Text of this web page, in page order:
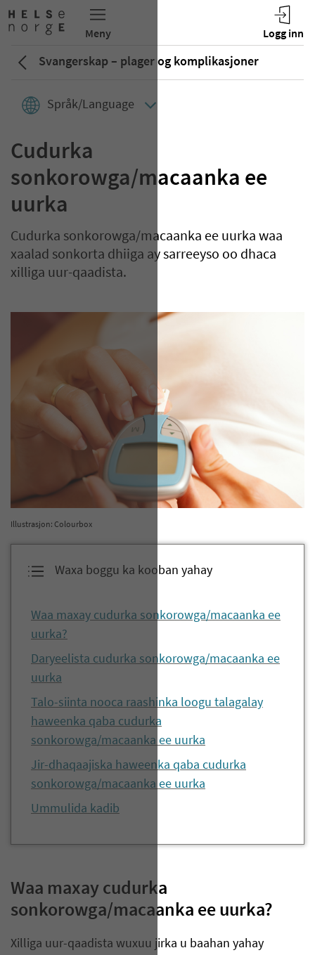
Svangerskap – plager og komplikasjoner
Språk/Language
Cudurka
sonkorowga/macaanka ee
uurka
Cudurka sonkorowga/macaanka ee uurka waa
xaalad sonkorta dhiiga ay sarreeyso oo dhaca
xilliga uur-qaadista.
Illustrasjon: Colourbox
Waxa boggu ka kooban yahay
Waa maxay cudurka sonkorowga/macaanka ee
uurka?
Daryeelista cudurka sonkorowga/macaanka ee
uurka
Talo-siinta nooca raashinka loogu talagalay
haweenka qaba cudurka
sonkorowga/macaanka ee uurka
Jir-dhaqaajiska haweenka qaba cudurka
sonkorowga/macaanka ee uurka
Ummulida kadib
Waa maxay cudurka
sonkorowga/macaanka ee uurka?
Xilliga uur-qaadista wuxuu jirka u baahan yahay